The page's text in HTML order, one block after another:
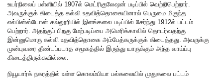
உயர்நிலைப் பள்ளியில் 1907ல் மெட்ரிகுலேஷன் படிப்பில் வெற்றிபெற்றார்.
அவருக்குக் கிடைத்த கல்வி உதவித்தொகையினால் பெருமை மிகுந்த
எல்பின்ஸ்டோன் கல்லூரியில் இளங்கலை படிப்பில் சேர்ந்து 1912ல் பட்டம்
பெற்றார். அதற்குப் பிறகு மேற்படிப்பை அமெரிக்காவில் தொடர்வதற்கு
இன்னுமொரு கல்வி உதவித்தொகை அம்பேத்கருக்குக் கிடைத்தது. அவருக்கு
முன்புவரை தீண்டப்படாத சமூகத்தில் இருந்து யாருக்கும் அந்த வாய்ப்பு
கிடைத்திருக்கவில்லை.
நியூயார்க் நகரத்தில் உள்ள கொலம்பியா பல்கலையில் முதுகலை பட்டம்